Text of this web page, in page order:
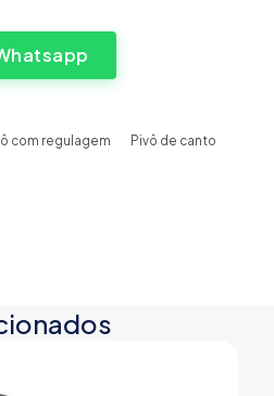
com regulagem
Pivô de canto